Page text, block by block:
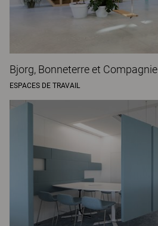
Bjorg, Bonneterre et Compagnie
ESPACES DE TRAVAIL